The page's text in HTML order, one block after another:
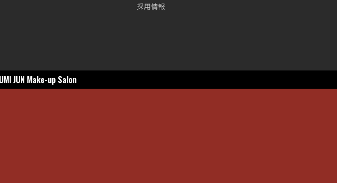
採用情報
JUN Make-up Salon